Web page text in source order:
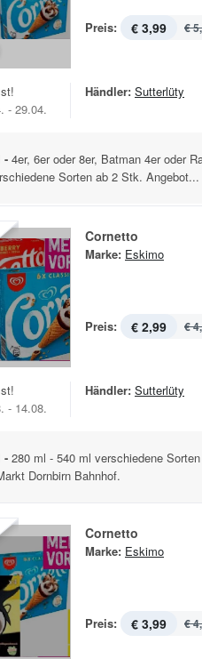
Preis: € 3,99 €
- 29.04.
Händler: Sutterlüty
- 4er, 6er oder 8er, Batman 4er oder
Sorten ab 2 Stk. Angebot...
Cornetto
Marke: Eskimo
Preis: € 2,99 €
- 14.08.
Händler: Sutterlüty
- 280 ml - 540 ml verschiedene
Dornbirn Bahnhof.
Cornetto
Marke: Eskimo
Preis: € 3,99 €